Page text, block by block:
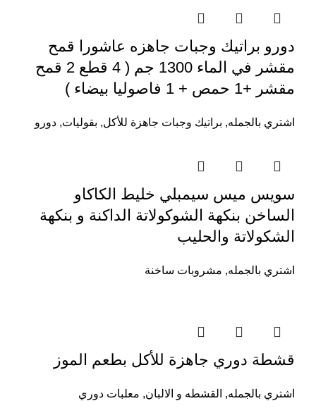
دورو براتيك وجبات جاهزه عاشورا قمح
مقشر في الماء 1300 جم ( 4 قطع 2 قمح
مقشر +1 حمص + 1 فاصوليا بيضاء )
اشتري بالجمله, براتيك وجبات جاهزة للأكل, بقوليات, دورو
سويس ميس سيمبلي خليط الكاكاو
الساخن بنكهة الشوكولاتة الداكنة و بنكهة
الشكولاتة والحليب
اشتري بالجمله, مشروبات ساخنة
قشطة دوري جاهزة للأكل بطعم الموز
اشتري بالجمله, القشطه و الالبان, معلبات دوري